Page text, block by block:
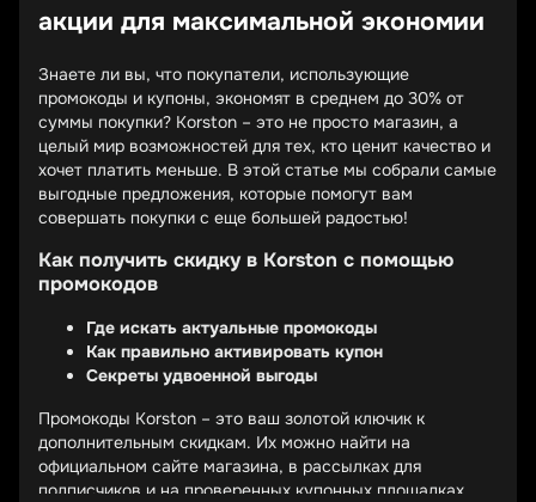
акции для максимальной экономии
Знаете ли вы, что покупатели, использующие
промокоды и купоны, экономят в среднем до 30% от
суммы покупки? Korston – это не просто магазин, а
целый мир возможностей для тех, кто ценит качество и
хочет платить меньше. В этой статье мы собрали самые
выгодные предложения, которые помогут вам
совершать покупки с еще большей радостью!
Как получить скидку в Korston с помощью
промокодов
Где искать актуальные промокоды
Как правильно активировать купон
Секреты удвоенной выгоды
Промокоды Korston – это ваш золотой ключик к
дополнительным скидкам. Их можно найти на
официальном сайте магазина, в рассылках для
подписчиков и на проверенных купонных площадках.